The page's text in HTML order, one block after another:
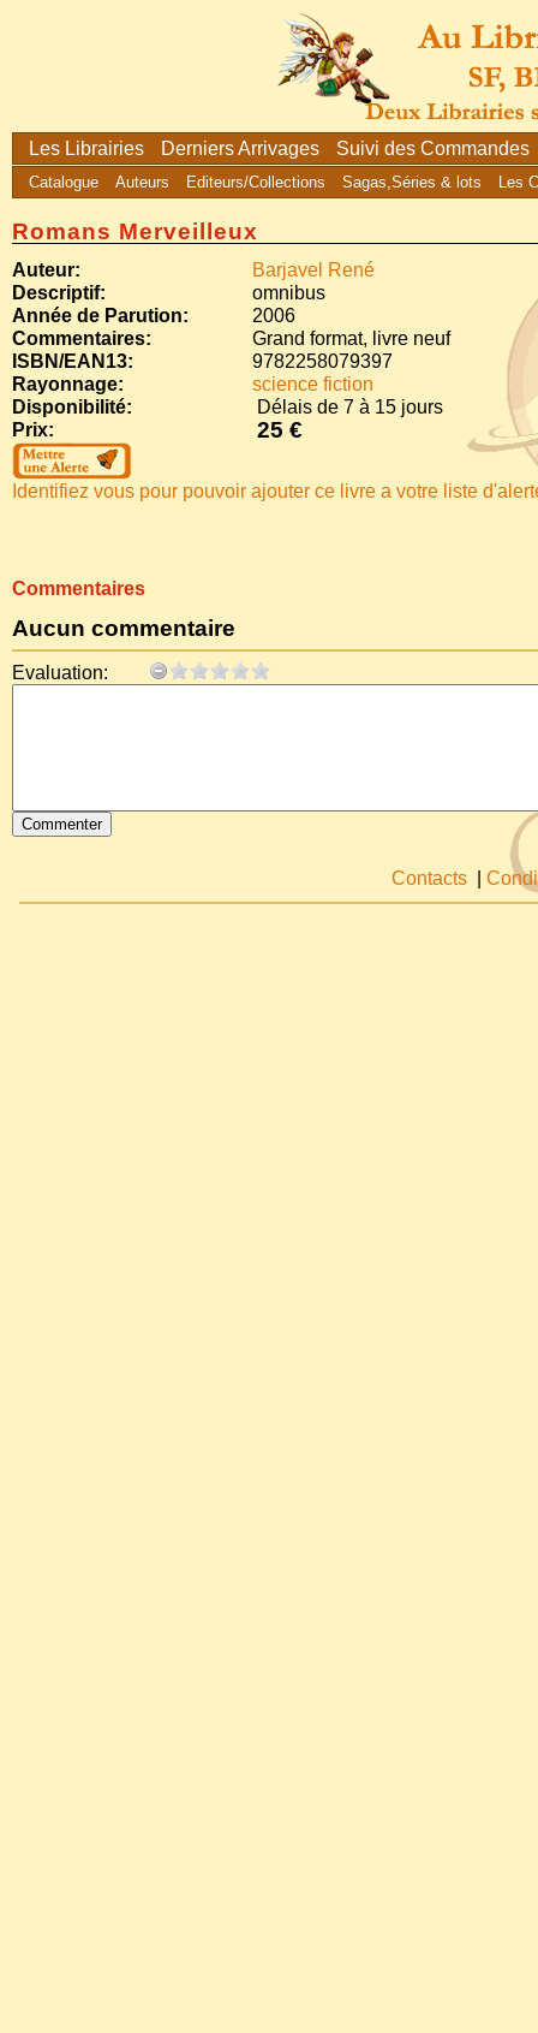
Les Librairies Derniers Arrivages Suivi des Commandes
Catalogue Auteurs Editeurs/Collections Sagas,Séries & lots Les
Romans Merveilleux
Auteur:
Barjavel René
Descriptif:
omnibus
Année de Parution:
2006
Commentaires:
Grand format, livre neuf
ISBN/EAN13:
9782258079397
Rayonnage:
science fiction
Disponibilité:
Délais de 7 à 15 jours
Prix:
25 €
Identifiez vous pour pouvoir ajouter ce livre a votre liste
Commentaires
Aucun commentaire
Evaluation:
Contacts |